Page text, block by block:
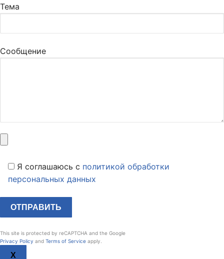
Тема
Сообщение
Я соглашаюсь c политикой обработки
персональных данных
This site is protected by reCAPTCHA and the Google
Privacy Policy and Terms of Service apply.
X